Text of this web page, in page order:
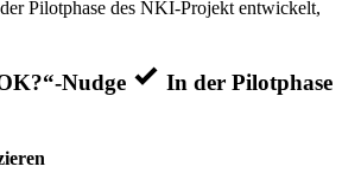
Pilotphase des NKI-Projekt entwickelt,
Nudge
In der Pilotphase